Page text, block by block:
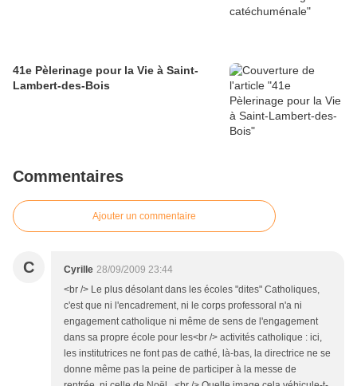
41e Pèlerinage pour la Vie à Saint-
Lambert-des-Bois
Commentaires
Ajouter un commentaire
C Cyrille 28/09/2009 23:44
<br /> Le plus désolant dans les écoles "dites" Catholiques,
c'est que ni l'encadrement, ni le corps professoral n'a ni
engagement catholique ni même de sens de l'engagement
dans sa propre école pour les<br /> activités catholique : ici,
les institutrices ne font pas de cathé, là-bas, la directrice ne se
donne même pas la peine de participer à la messe de